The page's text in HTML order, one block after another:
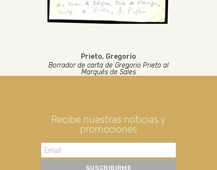
Prieto, Gregorio
Borrador de carta de Gregorio Prieto al
Marqués de Sales
Recibe nuestras noticias y
promociones